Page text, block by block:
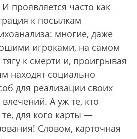
проявляется часто как
к посылкам
многие, даже
игроками, на самом
к смерти и, проигрывая
находят социально
для реализации своих
А уж те, кто
для кого карты —
Словом, карточная